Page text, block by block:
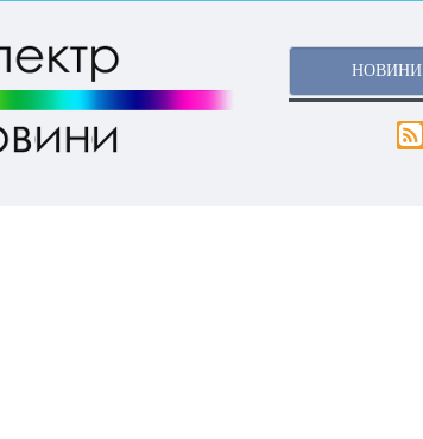
НОВИНИ